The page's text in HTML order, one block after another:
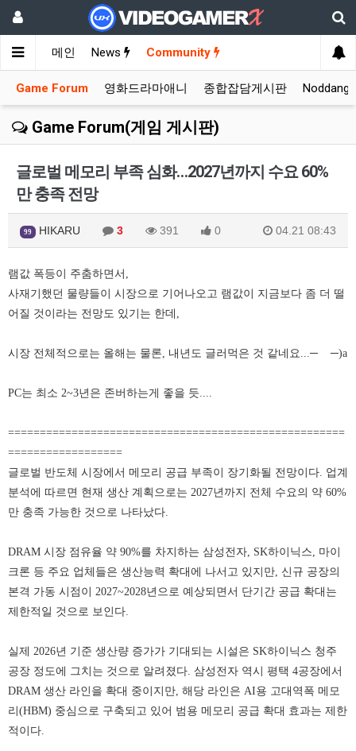
메인 News Community
Game Forum 영화드라마애니 종합잡담게시판 Noddang
Game Forum(게임 게시판)
글로벌 메모리 부족 심화…2027년까지 수요 60%
만 충족 전망
99 HIKARU 3 391 0 04.21 08:43
램값 폭등이 주춤하면서,
사재기했던 물량들이 시장으로 기어나오고 램값이 지금보다 좀 더 떨
어질 것이라는 전망도 있기는 한데,
시장 전체적으로는 올해는 물론, 내년도 글러먹은 것 같네요...─ ─)a
PC는 최소 2~3년은 존버하는게 좋을 듯....
=====================================================
==================
글로벌 반도체 시장에서 메모리 공급 부족이 장기화될 전망이다. 업계
분석에 따르면 현재 생산 계획으로는 2027년까지 전체 수요의 약 60%
만 충족 가능한 것으로 나타났다.
DRAM 시장 점유율 약 90%를 차지하는 삼성전자, SK하이닉스, 마이
크론 등 주요 업체들은 생산능력 확대에 나서고 있지만, 신규 공장의
본격 가동 시점이 2027~2028년으로 예상되면서 단기간 공급 확대는
제한적일 것으로 보인다.
실제 2026년 기준 생산량 증가가 기대되는 시설은 SK하이닉스 청주
공장 정도에 그치는 것으로 알려졌다. 삼성전자 역시 평택 4공장에서
DRAM 생산 라인을 확대 중이지만, 해당 라인은 AI용 고대역폭 메모
리(HBM) 중심으로 구축되고 있어 범용 메모리 공급 확대 효과는 제한
적이다.